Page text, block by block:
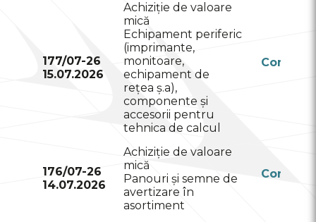
177/07-26
15.07.2026
Achiziție de valoare
mică
Echipament periferic
(imprimante,
monitoare,
echipament de
rețea ș.a),
componente și
accesorii pentru
tehnica de calcul
Conform
176/07-26
14.07.2026
Achiziție de valoare
mică
Panouri și semne de
avertizare în
asortiment
Conform